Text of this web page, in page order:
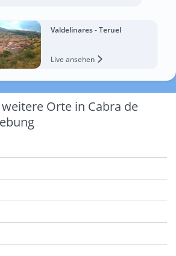
Valdelinares - Teruel
Live ansehen
Orte in Cabra de